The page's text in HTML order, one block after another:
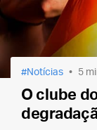
Notícias 5
O clube